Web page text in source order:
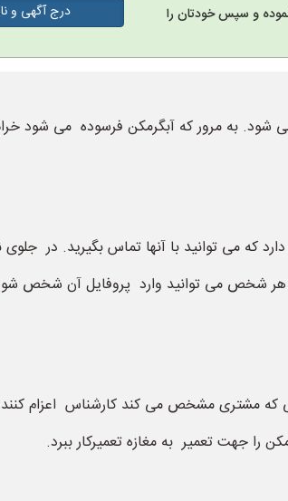
و سپس خودتان را
درج آگهی و
می شود. به مرور که آبگرمکن فرسوده می شود
که می توانید با آنها تماس بگیرید. در جلوی
هر شخص می توانید وارد پروفایل آن شخص
که مشتری مشخص می کند کارشناس اعزام
را جهت تعمیر به مغازه تعمیرکار ببرد.